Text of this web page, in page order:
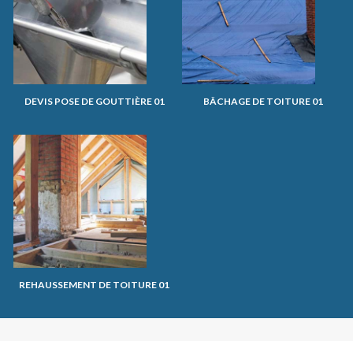
DEVIS POSE DE GOUTTIÈRE 01 BÂCHAGE DE TOITURE 01
REHAUSSEMENT DE TOITURE 01